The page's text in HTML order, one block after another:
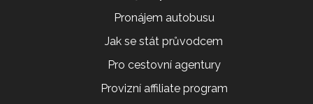
Pronájem autobusu
Jak se stát průvodcem
Pro cestovní agentury
Provizní affiliate program